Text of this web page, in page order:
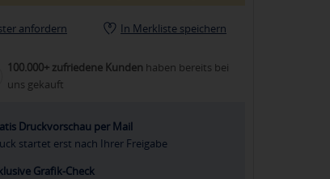
anfordern In Merkliste speichern
100.000+ zufriedene Kunden haben bereits bei
uns gekauft
Druckvorschau per Mail
startet erst nach Ihrer Freigabe
Grafik-Check